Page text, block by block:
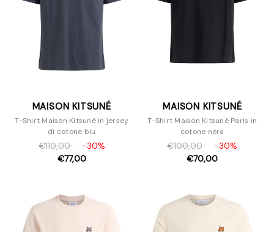
MAISON KITSUNÉ
T-Shirt Maison Kitsuné in jersey
di cotone blu
€110,00
-30%
€77,00
MAISON KITSUNÉ
T-Shirt Maison Kitsuné Paris in
cotone nera
€100,00
-30%
€70,00